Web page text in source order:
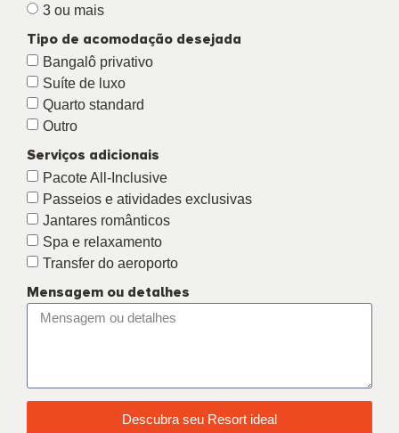
3 ou mais
Tipo de acomodação desejada
Bangalô privativo
Suíte de luxo
Quarto standard
Outro
Serviços adicionais
Pacote All-Inclusive
Passeios e atividades exclusivas
Jantares românticos
Spa e relaxamento
Transfer do aeroporto
Mensagem ou detalhes
Descubra seu Resort ideal